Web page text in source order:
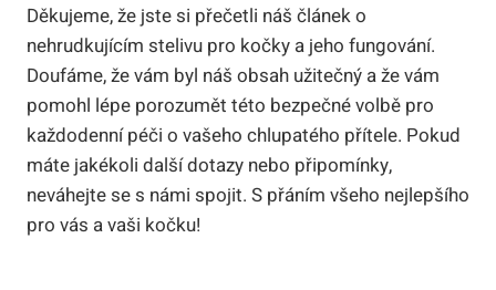
Děkujeme, že jste si přečetli náš článek o
nehrudkujícím stelivu pro kočky a jeho fungování.
Doufáme, že vám byl náš obsah užitečný a že vám
pomohl lépe porozumět této bezpečné volbě pro
každodenní péči o vašeho chlupatého přítele. Pokud
máte jakékoli další dotazy nebo připomínky,
neváhejte se s námi spojit. S přáním všeho nejlepšího
pro vás a vaši kočku!